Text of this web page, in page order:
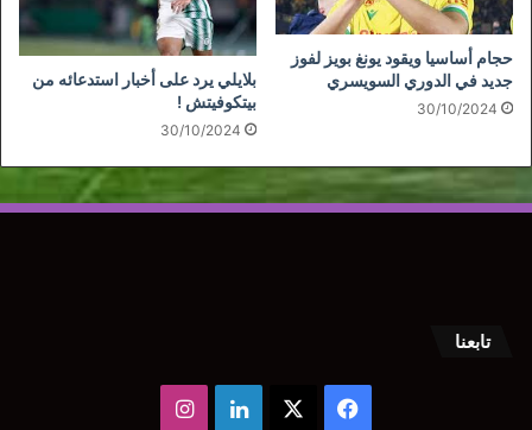
حجام أساسيا ويقود يونغ بويز لفوز
جديد في الدوري السويسري
30/10/2024
بلايلي يرد على أخبار استدعائه من
بيتكوفيتش !
30/10/2024
تابعنا
فيسبوك لينكدإنانستقرام